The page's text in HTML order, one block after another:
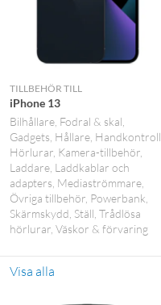
TILLBEHÖR TILL
iPhone 13
Bilhållare Fodral & skal
Gadgets Hållare Handkontroll
Hörlurar Kamera-tillbehör
Laddare Laddkablar och
adapters Mediaströmmare
Övriga tillbehör Powerbank
Skärmskydd Ställ Trådlösa
hörlurar Väskor & förvaring
Visa alla